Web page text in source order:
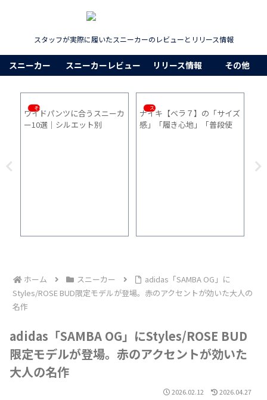
スタッフが実際に履いたスニーカーのレビューとリリース情報
スニーカー スニーカーレビュー リリース情報 その他
その他
ワイドパンツに合うスニーカ
ー10選｜シルエット別
スニーカー
ナイキ【ベラ７】の「サイズ
感」「履き心地」「普段使
ホーム スニーカー
adidas「SAMBA OG」に
Styles/ROSE BUD限定モデルが登場。赤のアクセントが効いた大人の
名作
adidas「SAMBA OG」にStyles/ROSE BUD
限定モデルが登場。赤のアクセントが効いた
大人の名作
2026.02.12 2026.04.27